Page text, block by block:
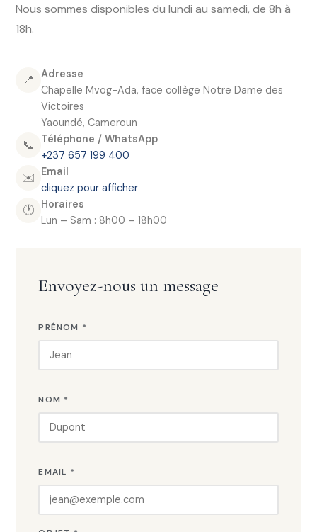
Nous sommes disponibles du lundi au samedi, de 8h à
18h.
📍
Adresse
Chapelle Mvog-Ada, face collège Notre Dame des
Victoires
Yaoundé, Cameroun
📞
Téléphone / WhatsApp
+237 657 199 400
✉️
Email
cliquez pour afficher
🕐
Horaires
Lun – Sam : 8h00 – 18h00
Envoyez-nous un message
PRÉNOM *
NOM *
EMAIL *